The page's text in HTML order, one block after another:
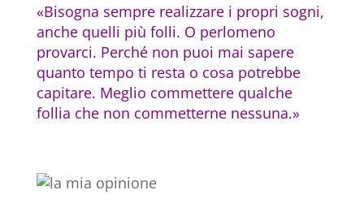
«Bisogna sempre realizzare i propri sogni,
anche quelli più folli. O perlomeno
provarci. Perché non puoi mai sapere
quanto tempo ti resta o cosa potrebbe
capitare. Meglio commettere qualche
follia che non commetterne nessuna.»